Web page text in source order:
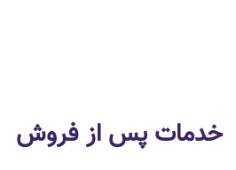
خدمات پس از فروش